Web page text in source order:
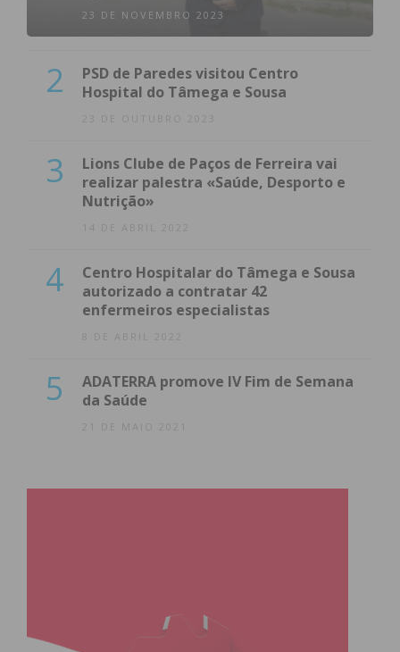
23 DE NOVEMBRO 2023
2
PSD de Paredes visitou Centro
Hospital do Tâmega e Sousa
23 DE OUTUBRO 2023
3
Lions Clube de Paços de Ferreira vai
realizar palestra «Saúde, Desporto e
Nutrição»
14 DE ABRIL 2022
4
Centro Hospitalar do Tâmega e Sousa
autorizado a contratar 42
enfermeiros especialistas
8 DE ABRIL 2022
5
ADATERRA promove IV Fim de Semana
da Saúde
21 DE MAIO 2021